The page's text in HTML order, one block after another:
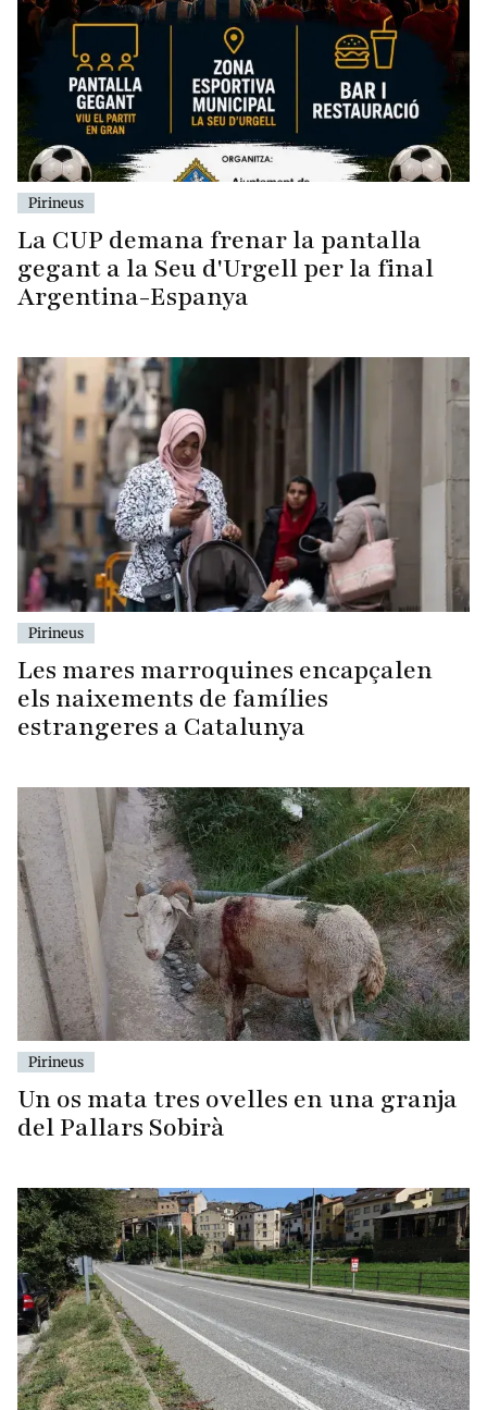
Pirineus
La CUP demana frenar la pantalla
gegant a la Seu d'Urgell per la final
Argentina-Espanya
Pirineus
Les mares marroquines encapçalen
els naixements de famílies
estrangeres a Catalunya
Pirineus
Un os mata tres ovelles en una granja
del Pallars Sobirà